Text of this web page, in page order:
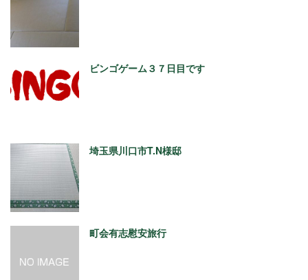
ビンゴゲーム３７日目です
埼玉県川口市T.N様邸
町会有志慰安旅行